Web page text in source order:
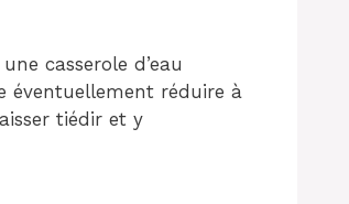
casserole d’eau
éventuellement réduire à
tiédir et y